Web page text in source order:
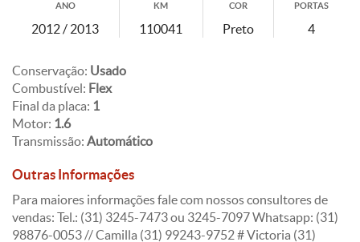
ANO
2012 / 2013
KM
110041
COR
Preto
PORTAS
4
Conservação: Usado
Combustível: Flex
Final da placa: 1
Motor: 1.6
Transmissão: Automático
Outras Informações
Para maiores informações fale com nossos consultores de
vendas: Tel.: (31) 3245-7473 ou 3245-7097 Whatsapp: (31)
98876-0053 // Camilla (31) 99243-9752 # Victoria (31)